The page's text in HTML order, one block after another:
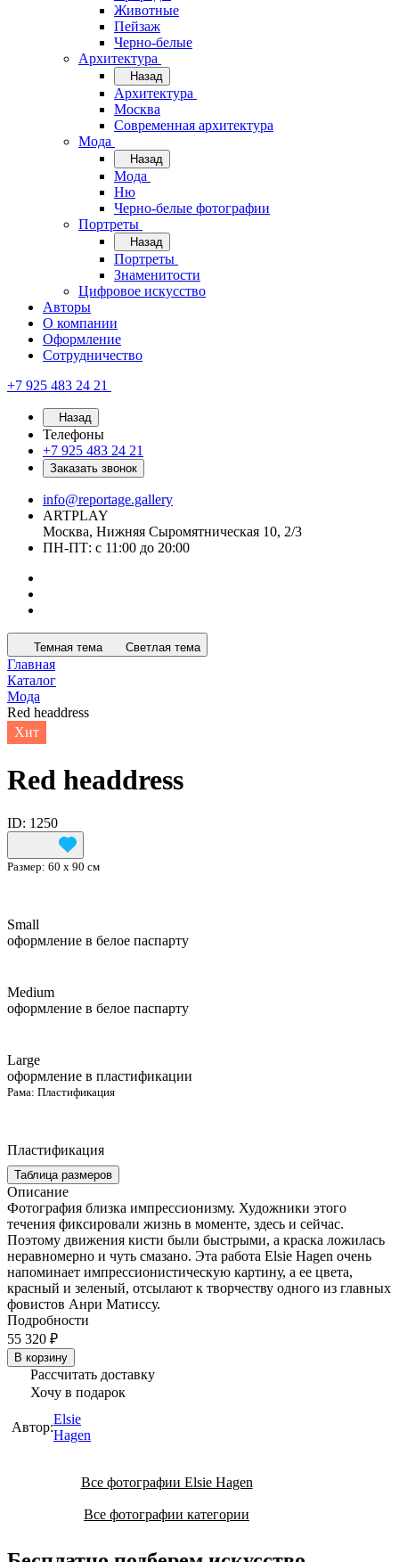
Животные
Пейзаж
Черно-белые
Архитектура
Назад
Архитектура
Москва
Современная архитектура
Мода
Назад
Мода
Ню
Черно-белые фотографии
Портреты
Назад
Портреты
Знаменитости
Цифровое искусство
Авторы
О компании
Оформление
Сотрудничество
+7 925 483 24 21
Назад
Телефоны
+7 925 483 24 21
Заказать звонок
info@reportage.gallery
ARTPLAY
Москва, Нижняя Сыромятническая 10, 2/3
ПН-ПТ: с 11:00 до 20:00
Темная тема Светлая тема
Главная
Каталог
Мода
Red headdress
Хит
Red headdress
ID: 1250
Размер: 60 х 90 см
Small
оформление в белое паспарту
Medium
оформление в белое паспарту
Large
оформление в пластификации
Рама: Пластификация
Пластификация
Таблица размеров
Описание
Фотография близка импрессионизму. Художники этого
течения фиксировали жизнь в моменте, здесь и сейчас.
Поэтому движения кисти были быстрыми, а краска ложилась
неравномерно и чуть смазано. Эта работа Elsie Hagen очень
напоминает импрессионистическую картину, а ее цвета,
красный и зеленый, отсылают к творчеству одного из главных
фовистов Анри Матиссу.
Подробности
55 320 ₽
В корзину
Рассчитать доставку
Хочу в подарок
Автор:
Elsie
Hagen
Все фотографии Elsie Hagen
Все фотографии категории